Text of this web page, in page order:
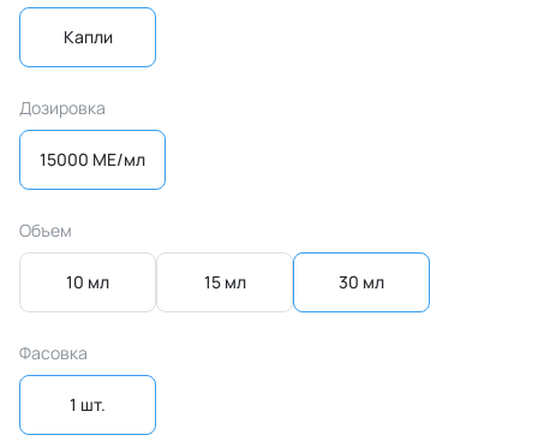
Капли
Дозировка
15000 МЕ/мл
Объем
10 мл 15 мл 30 мл
Фасовка
1 шт.